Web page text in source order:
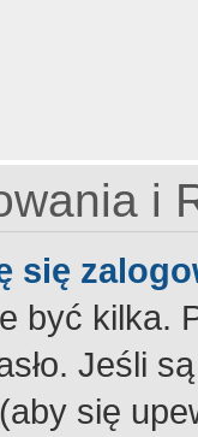
i
się
być kilka.
Jeśli
się